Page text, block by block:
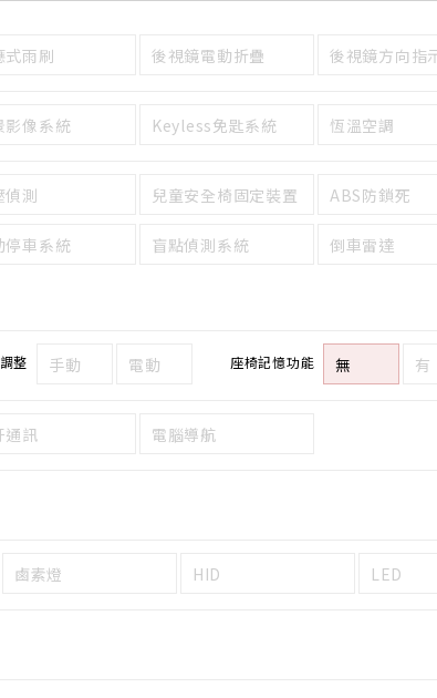
式雨刷 後視鏡電動折疊 後視鏡方向指
影像系統 Keyless免匙系統 恆溫空調
偵測 兒童安全椅固定裝置 ABS防鎖死
停車系統 盲點偵測系統 倒車雷達
整 手動 電動 座椅記憶功能 無 有
通訊 電腦導航
鹵素燈 HID LED